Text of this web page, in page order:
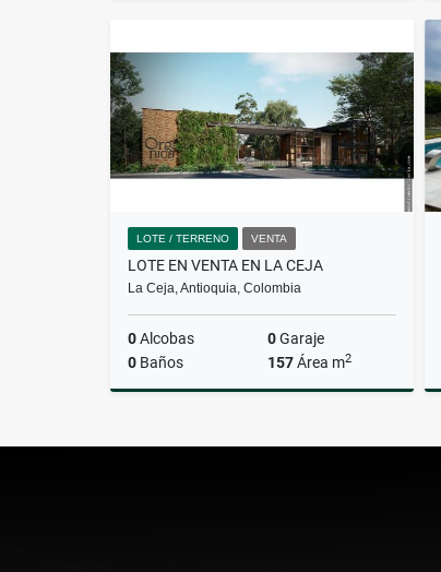
$550.000.000
LOTE / TERRENO VENTA
LOTE EN VENTA EN LA CEJA
La Ceja, Antioquia, Colombia
0Alcobas 0Garaje
0 Baños 157Área m2
$550.000.000